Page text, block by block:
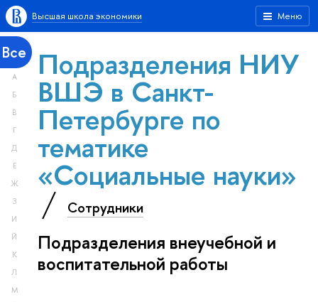
Меню
Высшая школа экономики
Все
А
Б
В
Г
Д
Е
Ж
З
И
Й
К
Л
М
Подразделения НИУ
ВШЭ в Санкт-
Петербурге по
тематике
«Социальные науки»
Сотрудники
Подразделения внеучебной и
воспитательной работы